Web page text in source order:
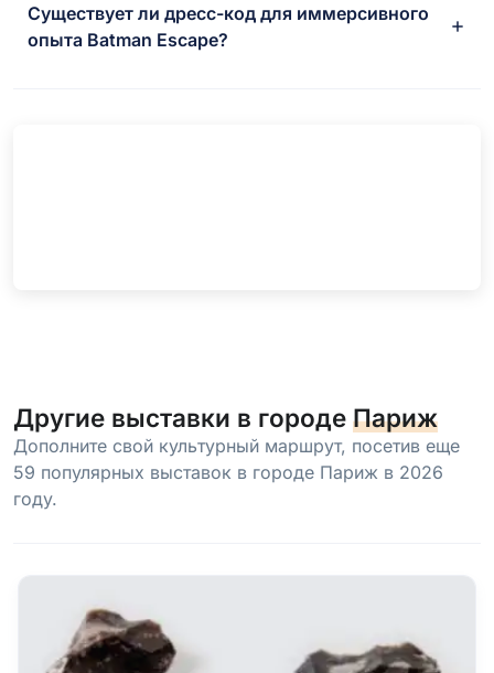
Существует ли дресс-код для иммерсивного
опыта Batman Escape?
Другие выставки в городе Париж
Дополните свой культурный маршрут, посетив еще
59 популярных выставок в городе Париж в 2026
году.